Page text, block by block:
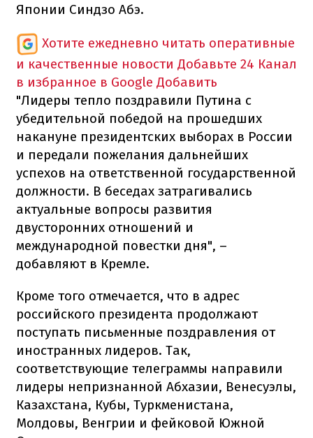
Японии Синдзо Абэ.
Хотите ежедневно читать оперативные
и качественные новости Добавьте 24 Канал
в избранное в Google Добавить
"Лидеры тепло поздравили Путина с
убедительной победой на прошедших
накануне президентских выборах в России
и передали пожелания дальнейших
успехов на ответственной государственной
должности. В беседах затрагивались
актуальные вопросы развития
двусторонних отношений и
международной повестки дня", –
добавляют в Кремле.
Кроме того отмечается, что в адрес
российского президента продолжают
поступать письменные поздравления от
иностранных лидеров. Так,
соответствующие телеграммы направили
лидеры непризнанной Абхазии, Венесуэлы,
Казахстана, Кубы, Туркменистана,
Молдовы, Венгрии и фейковой Южной